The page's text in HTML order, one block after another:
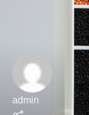
admin